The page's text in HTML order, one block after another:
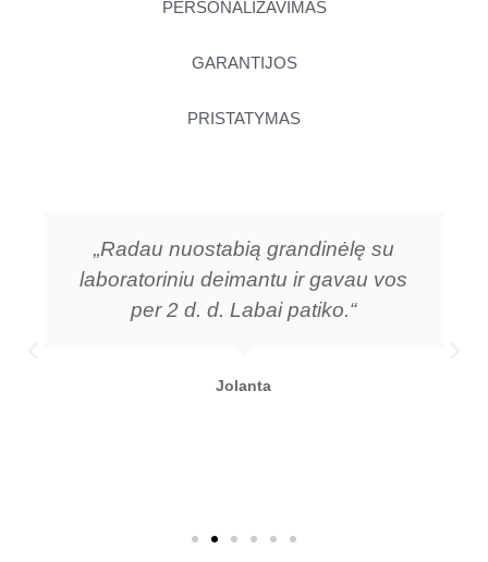
PERSONALIZAVIMAS
GARANTIJOS
PRISTATYMAS
„Radau nuostabią grandinėlę su
laboratoriniu deimantu ir gavau vos
per 2 d. d. Labai patiko.“
Jolanta